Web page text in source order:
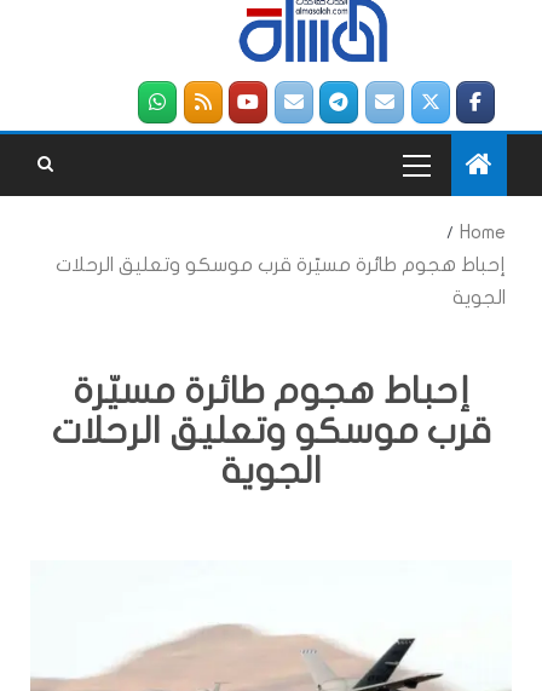
Home
إحباط هجوم طائرة مسيّرة قرب موسكو وتعليق الرحلات
الجوية
إحباط هجوم طائرة مسيّرة
قرب موسكو وتعليق الرحلات
الجوية